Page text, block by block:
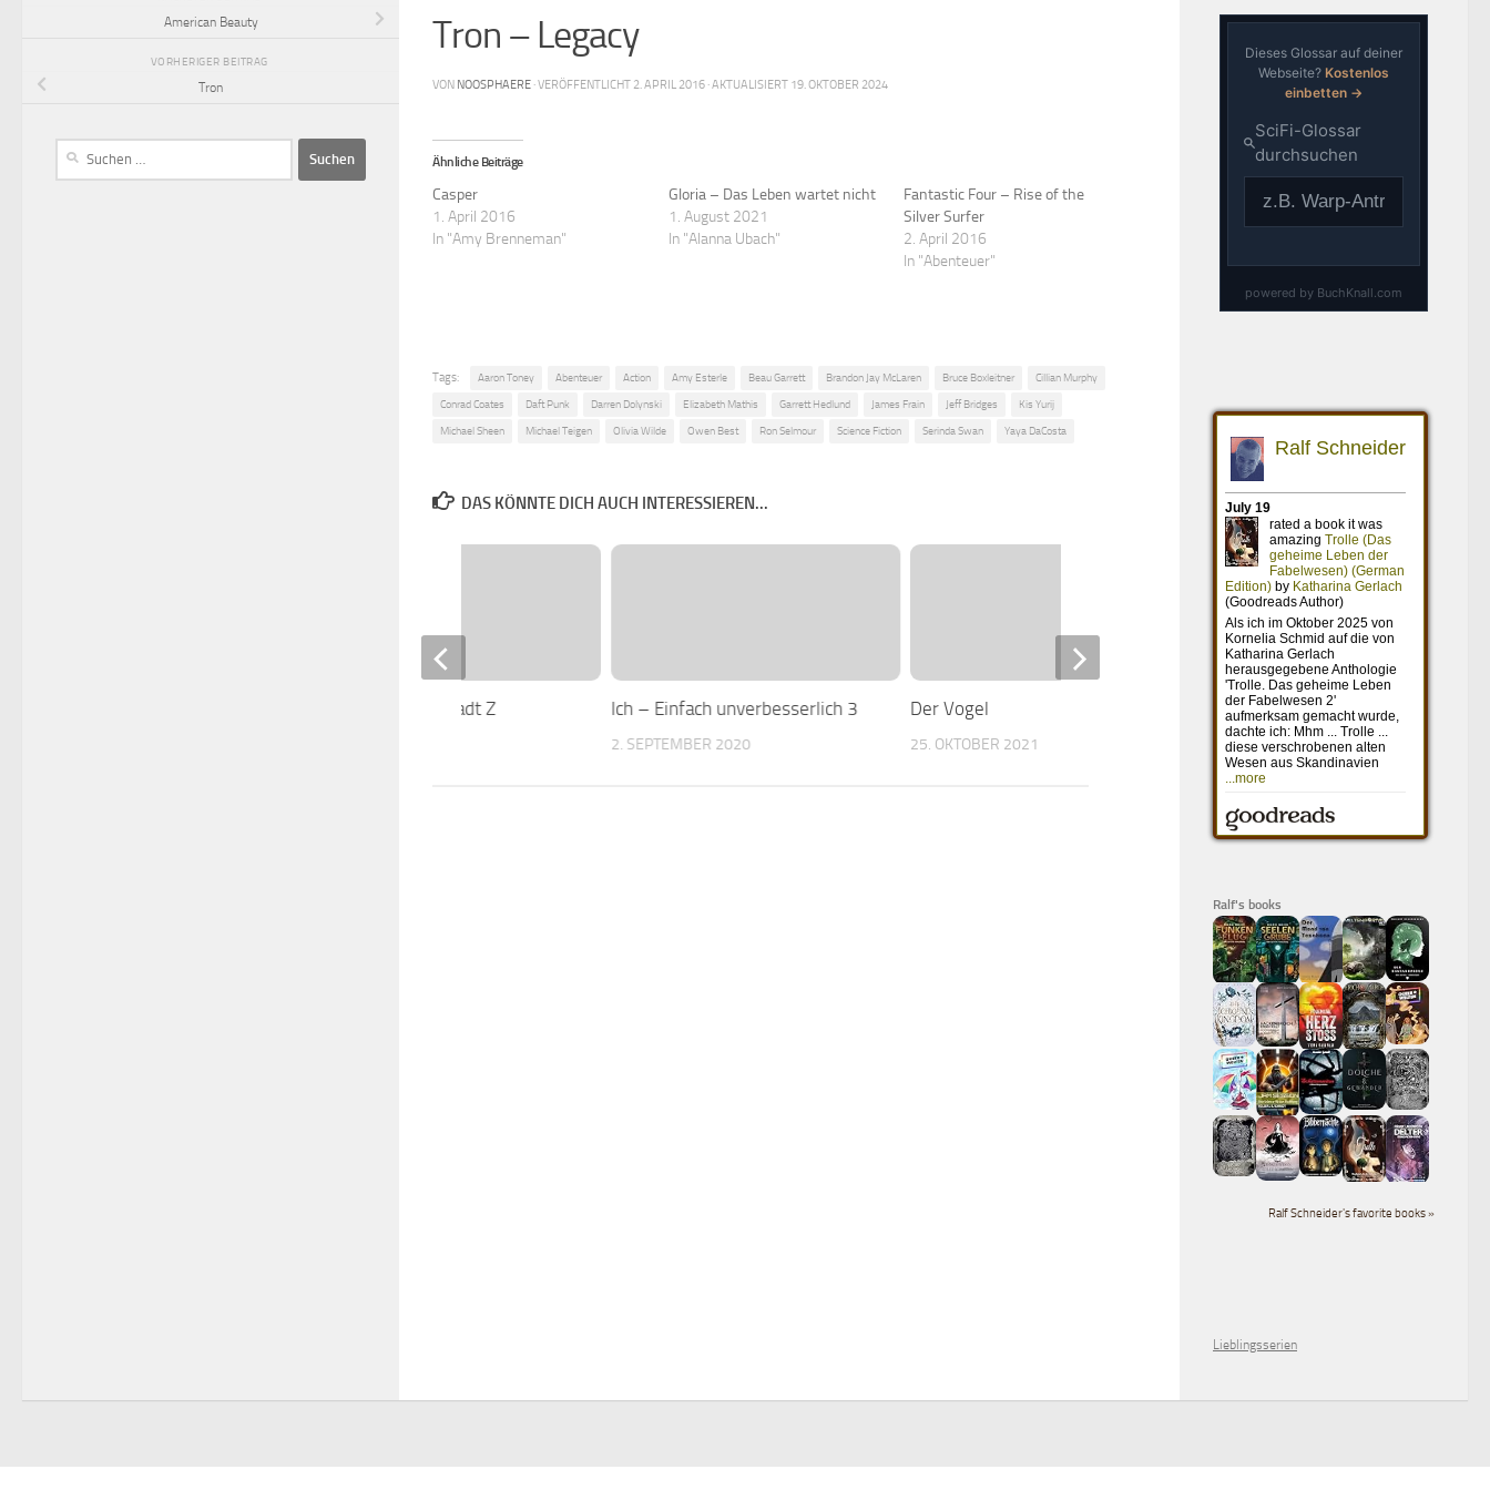
Tron – Legacy
VON NOOSPHAERE · VERÖFFENTLICHT 2. APRIL 2016 · AKTUALISIERT 19. OKTOBER 2024
Ähnliche Beiträge
Casper
1. April 2016
In "Amy Brenneman"
Gloria – Das Leben wartet nicht
1. August 2021
In "Alanna Ubach"
Fantastic Four – Rise of the
Silver Surfer
2. April 2016
In "Abenteuer"
Tags: Aaron Toney Abenteuer Action Amy Esterle Beau Garrett Brandon Jay McLaren Bruce Boxleitner Cillian Murphy
Conrad Coates Daft Punk Darren Dolynski Elizabeth Mathis Garrett Hedlund James Frain Jeff Bridges Kis Yurij
Michael Sheen Michael Teigen Olivia Wilde Owen Best Ron Selmour Science Fiction Serinda Swan Yaya DaCosta
DAS KÖNNTE DICH AUCH INTERESSIEREN...
Ich – Einfach unverbesserlich 3
2. SEPTEMBER 2020
Der Vogel
25. OKTOBER 2021
Der gute Hirte
3. MAI 2019
Die versunkene Stadt Z
American Beauty
VORHERIGER BEITRAG
Tron
Ralf's books
Ralf Schneider's favorite books »
Lieblingsserien